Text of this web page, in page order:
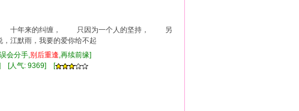
十年来的纠缠， 只因为一个人的坚持， 另
默雨，我要的爱你给不起
会分手,别 后重逢,再续前缘]
[人气: 9369] [